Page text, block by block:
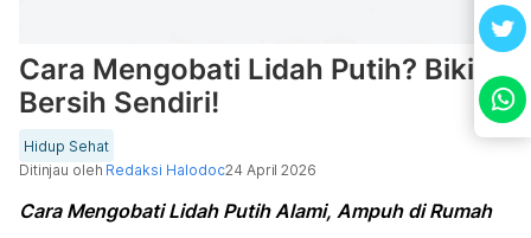
Cara Mengobati Lidah Putih? Bikin
Bersih Sendiri!
Hidup Sehat
Ditinjau oleh Redaksi Halodoc24 April 2026
Cara Mengobati Lidah Putih Alami, Ampuh di Rumah